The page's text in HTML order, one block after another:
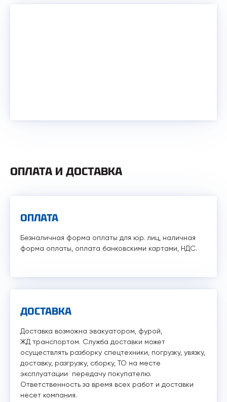
ОПЛАТА И ДОСТАВКА
ОПЛАТА
Безналичная форма оплаты для юр. лиц, наличная
форма оплаты, оплата банковскими картами, НДС.
ДОСТАВКА
Доставка возможна эвакуатором, фурой,
ЖД транспортом. Служба доставки может
осуществлять разборку спецтехники, погрузку, увязку,
доставку, разгрузку, сборку, ТО на месте
эксплуатации передачу покупателю.
Ответственность за время всех работ и доставки
несет компания.